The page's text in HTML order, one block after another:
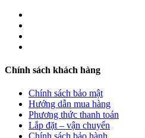
Chính sách khách hàng
Chính sách bảo mật
Hướng dẫn mua hàng
Phương thức thanh toán
Lắp đặt – vận chuyển